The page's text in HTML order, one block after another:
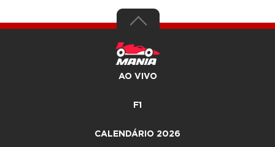
AO VIVO
F1
CALENDÁRIO 2026